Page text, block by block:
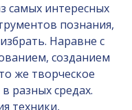
самых интересных
познания,
Наравне с
созданием
же творческое
разных средах.
техники,